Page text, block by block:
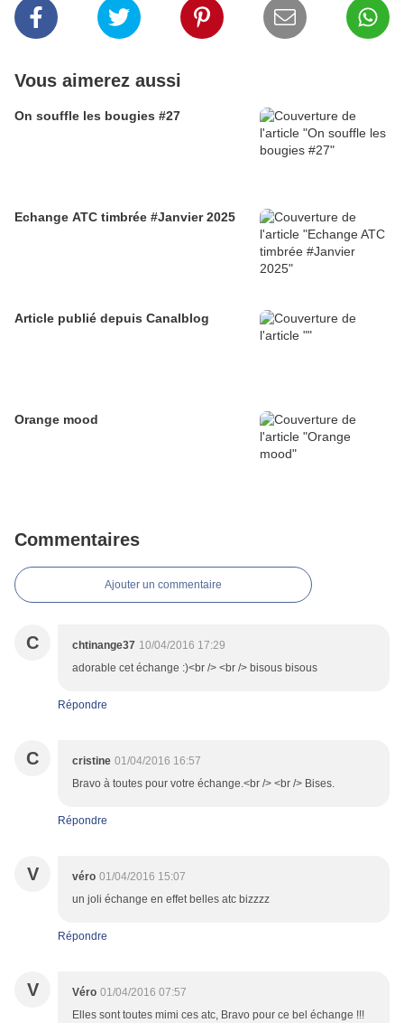
Vous aimerez aussi
On souffle les bougies #27
Echange ATC timbrée #Janvier 2025
Article publié depuis Canalblog
Orange mood
Commentaires
Ajouter un commentaire
C chtinange37 10/04/2016 17:29
adorable cet échange :)<br /> <br /> bisous bisous
Répondre
C cristine 01/04/2016 16:57
Bravo à toutes pour votre échange.<br /> <br /> Bises.
Répondre
V véro 01/04/2016 15:07
un joli échange en effet belles atc bizzzz
Répondre
V Véro 01/04/2016 07:57
Elles sont toutes mimi ces atc, Bravo pour ce bel échange !!!